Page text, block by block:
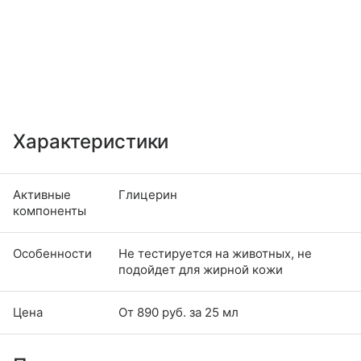
Характеристики
Активные
компоненты
Глицерин
Особенности
Не тестируется на животных, не
подойдет для жирной кожи
Цена От 890 руб. за 25 мл